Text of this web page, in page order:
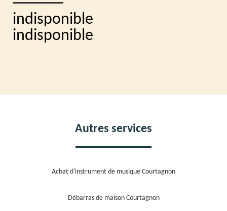
indisponible
indisponible
Autres services
Achat d'instrument de musique Courtagnon
Débarras de maison Courtagnon